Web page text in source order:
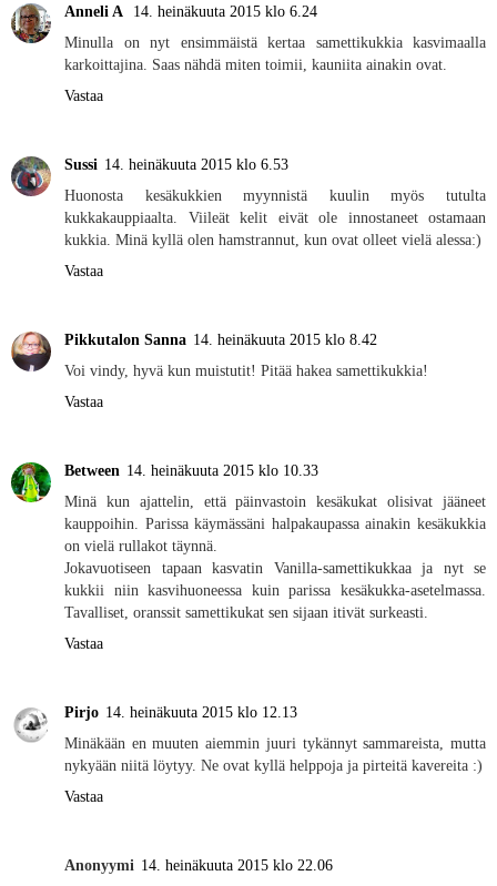
Anneli A
14. heinäkuuta 2015 klo 6.24
Minulla on nyt ensimmäistä kertaa samettikukkia kasvimaalla
karkoittajina. Saas nähdä miten toimii, kauniita ainakin ovat.
Vastaa
Sussi 14. heinäkuuta 2015 klo 6.53
Huonosta kesäkukkien myynnistä kuulin myös tutulta
kukkakauppiaalta. Viileät kelit eivät ole innostaneet ostamaan
kukkia. Minä kyllä olen hamstrannut, kun ovat olleet vielä alessa:)
Vastaa
Pikkutalon Sanna 14. heinäkuuta 2015 klo 8.42
Voi vindy, hyvä kun muistutit! Pitää hakea samettikukkia!
Vastaa
Between 14. heinäkuuta 2015 klo 10.33
Minä kun ajattelin, että päinvastoin kesäkukat olisivat jääneet
kauppoihin. Parissa käymässäni halpakaupassa ainakin kesäkukkia
on vielä rullakot täynnä.
Jokavuotiseen tapaan kasvatin Vanilla-samettikukkaa ja nyt se
kukkii niin kasvihuoneessa kuin parissa kesäkukka-asetelmassa.
Tavalliset, oranssit samettikukat sen sijaan itivät surkeasti.
Vastaa
Pirjo 14. heinäkuuta 2015 klo 12.13
Minäkään en muuten aiemmin juuri tykännyt sammareista, mutta
nykyään niitä löytyy. Ne ovat kyllä helppoja ja pirteitä kavereita :)
Vastaa
Anonyymi 14. heinäkuuta 2015 klo 22.06